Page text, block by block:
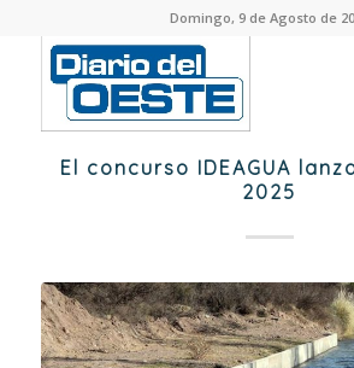
Domingo, 9 de Agosto de
El concurso IDEAGUA
2025